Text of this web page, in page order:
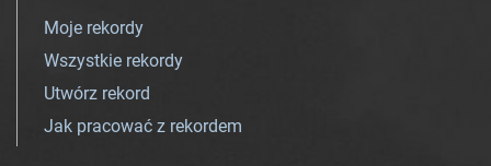
Moje rekordy
Wszystkie rekordy
Utwórz rekord
Jak pracować z rekordem